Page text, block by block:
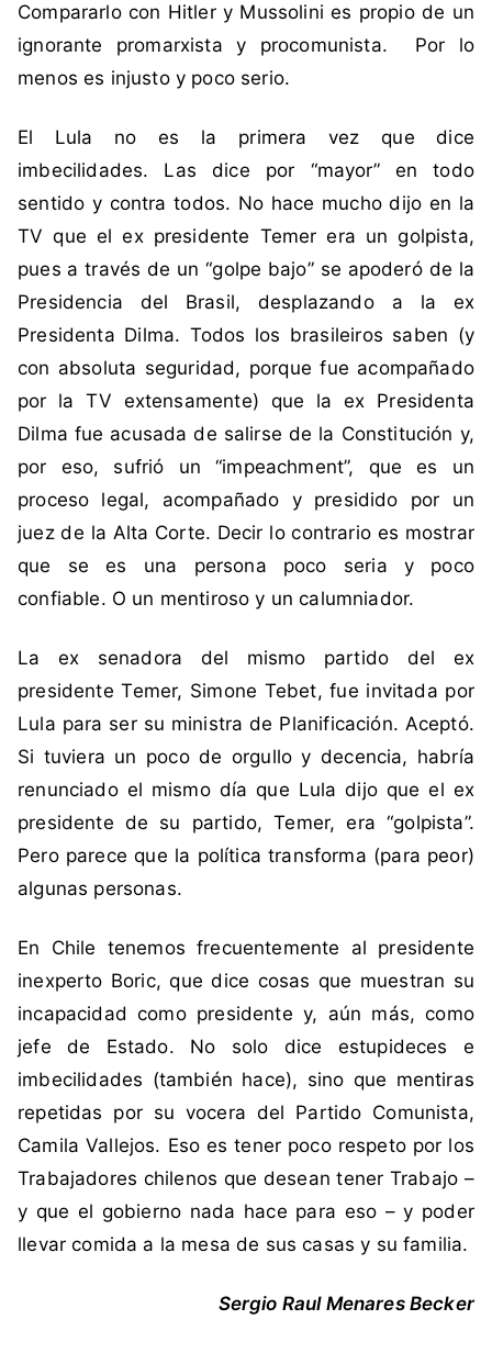
o
r
i
,
B
s
i
l
,
i
l
e
,
i
l
m
,
L
u
a
,
s
i
m
e
t
e
b
e
,
T
e
m
e
Compararlo con Hitler y Mussolini es propio de un
ignorante promarxista y procomunista. Por lo
menos es injusto y poco serio.
El Lula no es la primera vez que dice
imbecilidades. Las dice por “mayor” en todo
sentido y contra todos. No hace mucho dijo en la
TV que el ex presidente Temer era un golpista,
pues a través de un “golpe bajo” se apoderó de la
Presidencia del Brasil, desplazando a la ex
Presidenta Dilma. Todos los brasileiros saben (y
con absoluta seguridad, porque fue acompañado
por la TV extensamente) que la ex Presidenta
Dilma fue acusada de salirse de la Constitución y,
por eso, sufrió un “impeachment”, que es un
proceso legal, acompañado y presidido por un
juez de la Alta Corte. Decir lo contrario es mostrar
que se es una persona poco seria y poco
confiable. O un mentiroso y un calumniador.
La ex senadora del mismo partido del ex
presidente Temer, Simone Tebet, fue invitada por
Lula para ser su ministra de Planificación. Aceptó.
Si tuviera un poco de orgullo y decencia, habría
renunciado el mismo día que Lula dijo que el ex
presidente de su partido, Temer, era “golpista”.
Pero parece que la política transforma (para peor)
algunas personas.
En Chile tenemos frecuentemente al presidente
inexperto Boric, que dice cosas que muestran su
incapacidad como presidente y, aún más, como
jefe de Estado. No solo dice estupideces e
imbecilidades (también hace), sino que mentiras
repetidas por su vocera del Partido Comunista,
Camila Vallejos. Eso es tener poco respeto por los
Trabajadores chilenos que desean tener Trabajo –
y que el gobierno nada hace para eso – y poder
llevar comida a la mesa de sus casas y su familia.
Sergio Raul Menares Becker